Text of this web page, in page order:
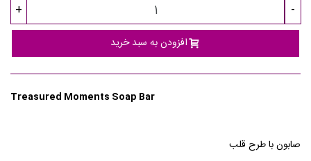
-
+
افزودن به سبد خرید
Treasured Moments Soap Bar
صابون با طرح قلب